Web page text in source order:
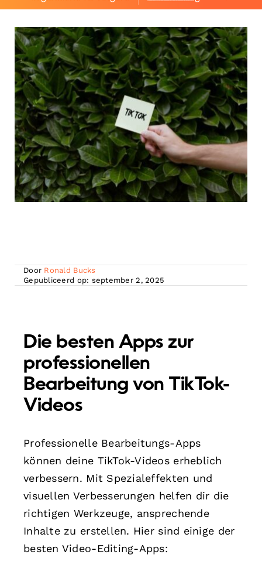
Door Ronald Bucks
Gepubliceerd op: september 2, 2025
Die besten Apps zur
professionellen
Bearbeitung von TikTok-
Videos
Professionelle Bearbeitungs-Apps
können deine TikTok-Videos erheblich
verbessern. Mit Spezialeffekten und
visuellen Verbesserungen helfen dir die
richtigen Werkzeuge, ansprechende
Inhalte zu erstellen. Hier sind einige der
besten Video-Editing-Apps: